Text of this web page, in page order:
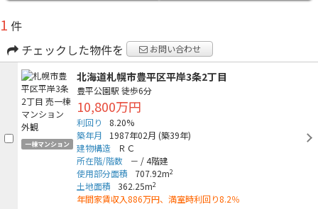
1 件
チェックした物件を
お問い合わせ
一棟マンション
北海道札幌市豊平区平岸3条2丁目
豊平公園駅 徒歩6分
10,800万円
利回り
8.20%
築年月
1987年02月 (築39年)
建物構造
ＲＣ
所在階/階数
－ /4階建
使用部分面積
707.92m2
土地面積 362.25m2
年間家賃収入886万円、満室時利回り8.2％